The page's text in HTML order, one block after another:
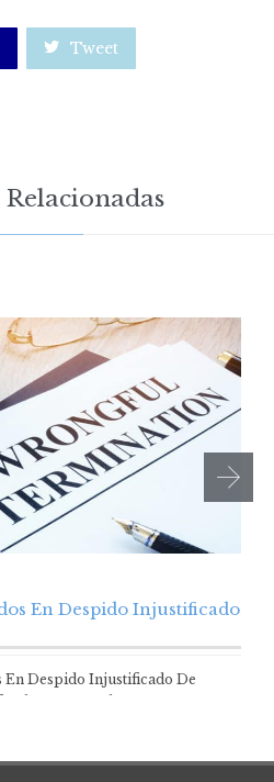
 Tweet
En Despido Injustificado
En Despido Injustificado De